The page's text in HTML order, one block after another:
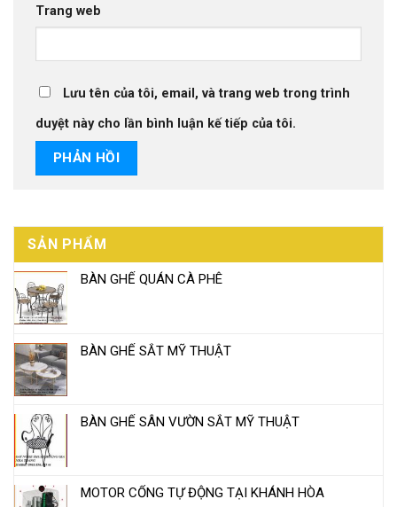
SẢN PHẨM
BÀN GHẾ QUÁN CÀ PHÊ
BÀN GHẾ SẮT MỸ THUẬT
BÀN GHẾ SÂN VƯỜN SẮT MỸ THUẬT
MOTOR CỔNG TỰ ĐỘNG TẠI KHÁNH HÒA
Trang web
Lưu tên của tôi, email, và trang web trong trình
duyệt này cho lần bình luận kế tiếp của tôi.